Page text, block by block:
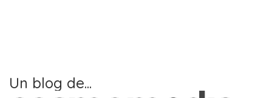
Un blog de...